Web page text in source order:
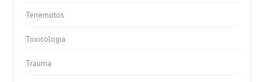
Terremotos
Toxicologia
Trauma